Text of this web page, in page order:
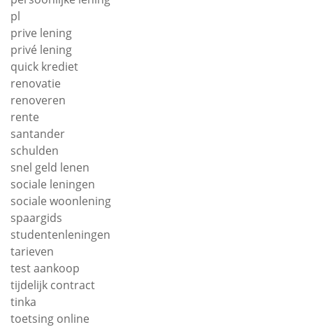
pl
prive lening
privé lening
quick krediet
renovatie
renoveren
rente
santander
schulden
snel geld lenen
sociale leningen
sociale woonlening
spaargids
studentenleningen
tarieven
test aankoop
tijdelijk contract
tinka
toetsing online